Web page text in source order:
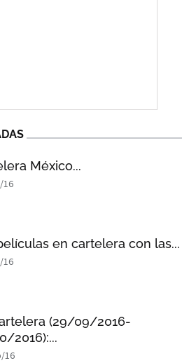
México...
16
en cartelera con las...
16
(29/09/2016-
2016):...
16